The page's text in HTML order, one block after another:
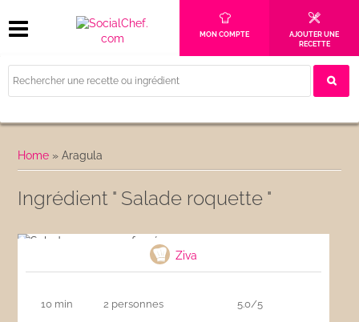
MON COMPTE
AJOUTER UNE
RECETTE
Home »Aragula
Ingrédient " Salade roquette "
Ziva
10 min 2 personnes 5.0/5